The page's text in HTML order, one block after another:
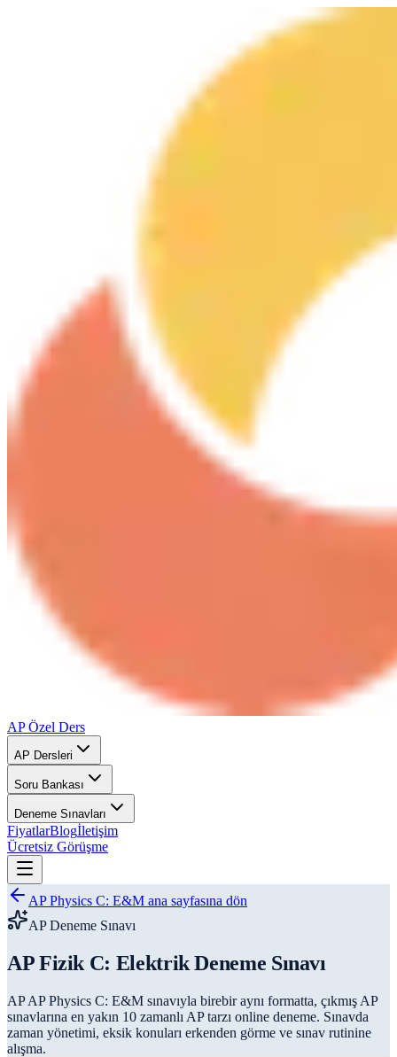
AP Özel Ders
AP Dersleri
Soru Bankası
Deneme Sınavları
FiyatlarBlogİletişim
Ücretsiz Görüşme
AP Physics C: E&M ana sayfasına dön
AP Deneme Sınavı
AP Fizik C: Elektrik Deneme Sınavı
APAP Physics C: E&M sınavıyla birebir aynı formatta, çıkmış AP
sınavlarına en yakın 10 zamanlı AP tarzı online deneme. Sınavda
zaman yönetimi, eksik konuları erkenden görme ve sınav rutinine
alışma.